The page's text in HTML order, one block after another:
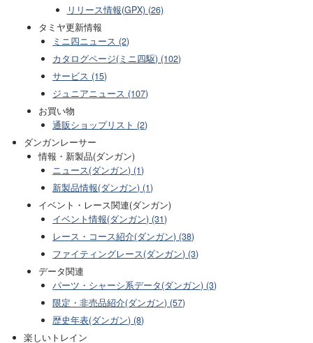
リリース情報(GPX) (26)
タミヤ更新情報
ミニ四ニュース (2)
カタログページ(ミニ四駆) (102)
サービス (15)
ジュニアニュース (107)
お買い物
通販ショップリスト (2)
ダンガンレーサー
情報・新製品(ダンガン)
ニュース(ダンガン) (1)
新製品情報(ダンガン) (1)
イベント・レース関連(ダンガン)
イベント情報(ダンガン) (31)
レース・コース紹介(ダンガン) (38)
ファイティングレース(ダンガン) (3)
データ関連
パーツ・シャーシ系データ(ダンガン) (3)
限定・非売品紹介(ダンガン) (57)
歴史年表(ダンガン) (8)
楽しいトレイン